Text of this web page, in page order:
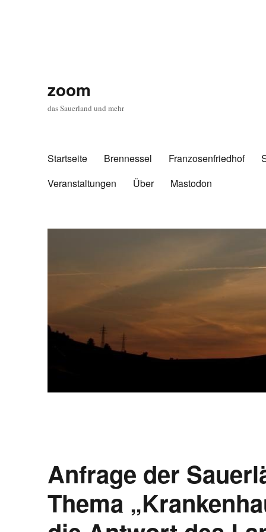
zoom
das Sauerland und mehr
Startseite Brennessel Franzosenfriedhof
Veranstaltungen
Über Mastodon
Anfrage der
Thema